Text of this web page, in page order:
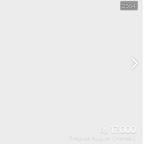
2564
R$ 17.000
Preço de Aluguel (Mensal)